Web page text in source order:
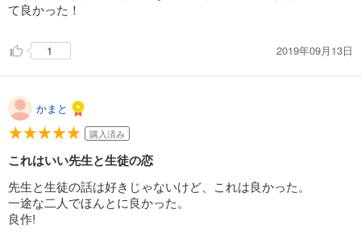
て良かった！
1 2019年09月13日
かまと
購入済み
これはいい先生と生徒の恋
先生と生徒の話は好きじゃないけど、これは良かった。
一途な二人でほんとに良かった。
良作!